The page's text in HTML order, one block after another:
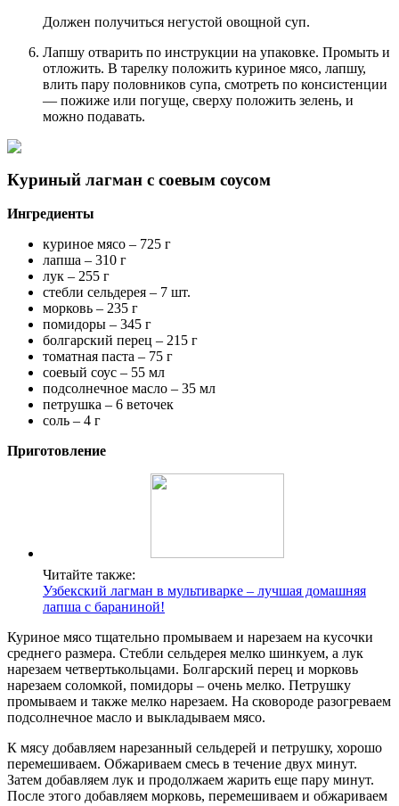
Должен получиться негустой овощной суп.
Лапшу отварить по инструкции на упаковке. Промыть и
отложить. В тарелку положить куриное мясо, лапшу,
влить пару половников супа, смотреть по консистенции
— пожиже или погуще, сверху положить зелень, и
можно подавать.
Куриный лагман c соевым соусом
Ингредиенты
куриное мясо – 725 г
лапша – 310 г
лук – 255 г
стебли сельдерея – 7 шт.
морковь – 235 г
помидоры – 345 г
болгарский перец – 215 г
томатная паста – 75 г
соевый соус – 55 мл
подсолнечное масло – 35 мл
петрушка – 6 веточек
соль – 4 г
Приготовление
Читайте также:
Узбекский лагман в мультиварке – лучшая домашняя
лапша с бараниной!
Куриное мясо тщательно промываем и нарезаем на кусочки
среднего размера. Стебли сельдерея мелко шинкуем, а лук
нарезаем четвертькольцами. Болгарский перец и морковь
нарезаем соломкой, помидоры – очень мелко. Петрушку
промываем и также мелко нарезаем. На сковороде разогреваем
подсолнечное масло и выкладываем мясо.
К мясу добавляем нарезанный сельдерей и петрушку, хорошо
перемешиваем. Обжариваем смесь в течение двух минут.
Затем добавляем лук и продолжаем жарить еще пару минут.
После этого добавляем морковь, перемешиваем и обжариваем